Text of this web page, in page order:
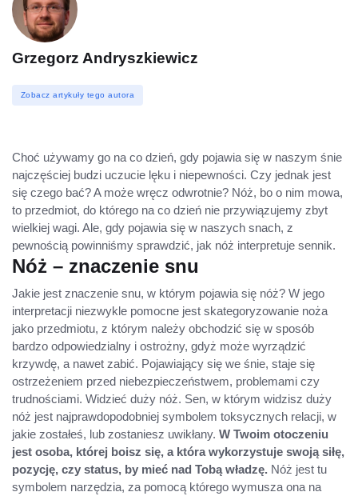
Grzegorz Andryszkiewicz
Zobacz artykuły tego autora
Choć używamy go na co dzień, gdy pojawia się w naszym śnie
najczęściej budzi uczucie lęku i niepewności. Czy jednak jest
się czego bać? A może wręcz odwrotnie? Nóż, bo o nim mowa,
to przedmiot, do którego na co dzień nie przywiązujemy zbyt
wielkiej wagi. Ale, gdy pojawia się w naszych snach, z
pewnością powinniśmy sprawdzić, jak nóż interpretuje sennik.
Nóż – znaczenie snu
Jakie jest znaczenie snu, w którym pojawia się nóż? W jego
interpretacji niezwykle pomocne jest skategoryzowanie noża
jako przedmiotu, z którym należy obchodzić się w sposób
bardzo odpowiedzialny i ostrożny, gdyż może wyrządzić
krzywdę, a nawet zabić. Pojawiający się we śnie, staje się
ostrzeżeniem przed niebezpieczeństwem, problemami czy
trudnościami. Widzieć duży nóż. Sen, w którym widzisz duży
nóż jest najprawdopodobniej symbolem toksycznych relacji, w
jakie zostałeś, lub zostaniesz uwikłany. W Twoim otoczeniu
jest osoba, której boisz się, a która wykorzystuje swoją siłę,
pozycję, czy status, by mieć nad Tobą władzę. Nóż jest tu
symbolem narzędzia, za pomocą którego wymusza ona na